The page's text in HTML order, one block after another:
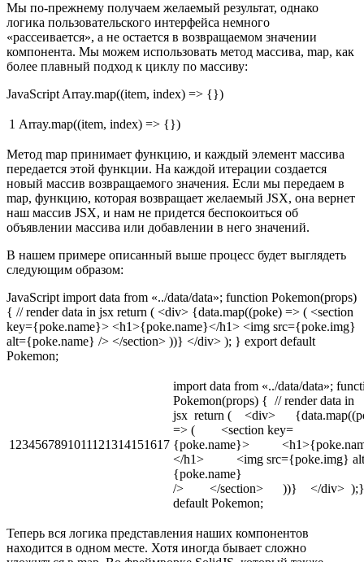
Мы по-прежнему получаем желаемый результат, однако
логика пользовательского интерфейса немного
«рассеивается», а не остается в возвращаемом значении
компонента. Мы можем использовать метод массива, map, как
более плавный подход к циклу по массиву:
JavaScript Array.map((item, index) => {})
1 Array.map((item, index) => {})
Метод map принимает функцию, и каждый элемент массива
передается этой функции. На каждой итерации создается
новый массив возвращаемого значения. Если мы передаем в
map, функцию, которая возвращает желаемый JSX, она вернет
наш массив JSX, и нам не придется беспокоиться об
объявлении массива или добавлении в него значений.
В нашем примере описанный выше процесс будет выглядеть
следующим образом:
JavaScript import data from «../data/data»; function Pokemon(props)
{ // render data in jsx return ( <div> {data.map((poke) => ( <section
key={poke.name}> <h1>{poke.name}</h1> <img src={poke.img}
alt={poke.name} /> </section> ))} </div> ); } export default
Pokemon;
1234567891011121314151617
import data from «../data/data»;
Pokemon(props) { // render data in
jsx return ( <div>
=> ( <section key=
{poke.name}>
</h1> <img src={poke.img}
{poke.name}
/> </section> ))} </div> );}
default Pokemon;
Теперь вся логика представления наших компонентов
находится в одном месте. Хотя иногда бывает сложно